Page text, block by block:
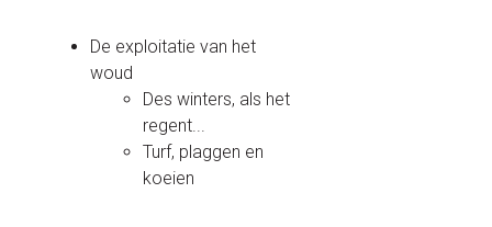
De exploitatie van het
woud
Des winters, als het
regent...
Turf, plaggen en
koeien